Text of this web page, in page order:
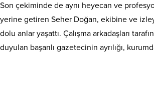
Son çekiminde de aynı heyecan ve
yerine getiren Seher Doğan, ekibine ve
dolu anlar yaşattı. Çalışma arkadaşları
duyulan başarılı gazetecinin ayrılığı,